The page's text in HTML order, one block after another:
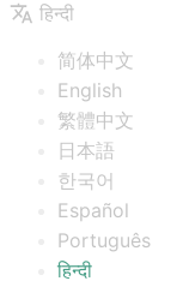
हिन्दी
简体中文
English
繁體中文
日本語
한국어
Español
Português
हिन्दी